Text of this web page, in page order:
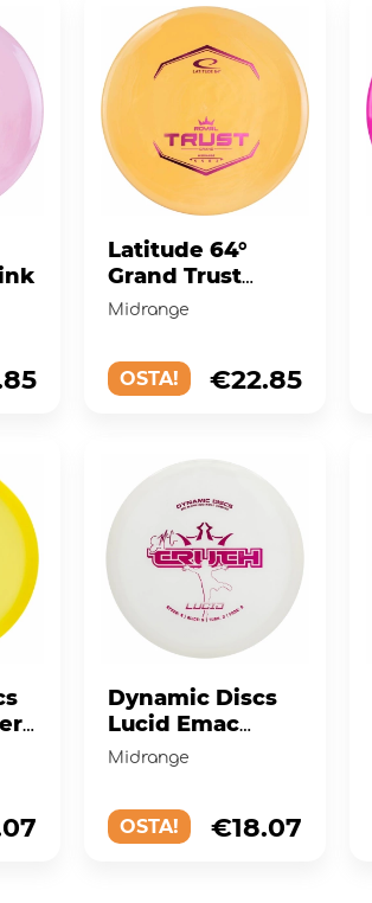
Latitude 64°
Grand Trust
Orange
Midrange
OSTA! €22.85
Dynamic Discs
Lucid Emac
Truth White
Midrange
OSTA! €18.07